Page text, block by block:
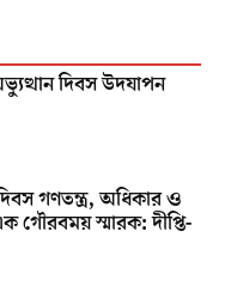
দিবস উদযাপন
গণতন্ত্র, অধিকার ও
গৌরবময় স্মারক: দীপ্তি-